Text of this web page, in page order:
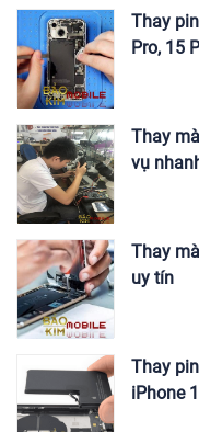
Thay
Pro, 15
Thay
vụ
Thay
uy tín
Thay
iPhone